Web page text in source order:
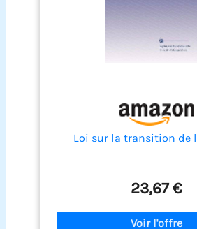
Loi sur la transition de
23,67 €